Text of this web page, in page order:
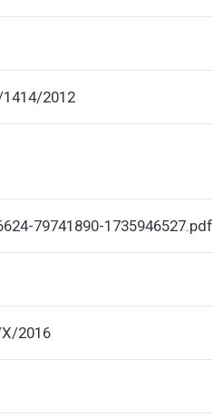
1414/2012
79741890-1735946527.pdf
2016